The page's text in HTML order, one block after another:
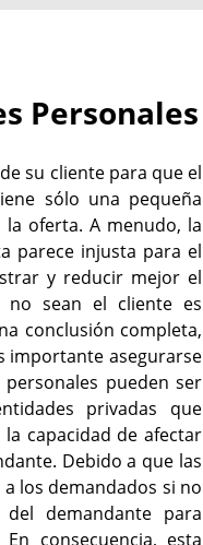
Personales
su cliente para que el
sólo una pequeña
oferta. A menudo, la
parece injusta para el
y reducir mejor el
no sean el cliente es
conclusión completa,
importante asegurarse
pueden ser
privadas que
capacidad de afectar
Debido a que las
los demandados si no
demandante para
consecuencia, esta